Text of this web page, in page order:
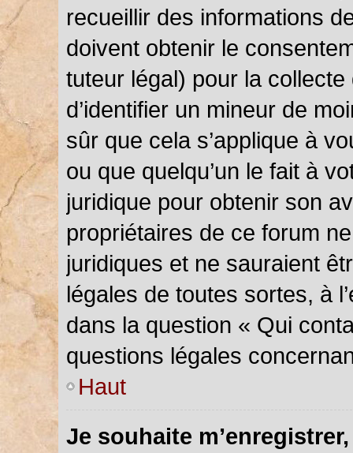
recueillir des informations
doivent obtenir le
tuteur légal) pour la
d’identifier un mineur de
sûr que cela s’applique à
ou que quelqu’un le fait à
juridique pour obtenir son
propriétaires de ce forum
juridiques et ne sauraient
légales de toutes sortes, à
dans la question « Qui
questions légales
Haut
Je souhaite